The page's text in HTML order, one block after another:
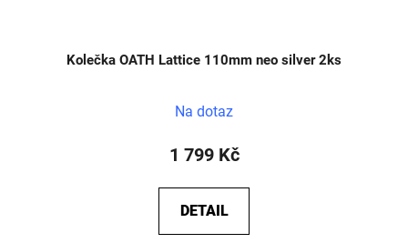
Kolečka OATH Lattice 110mm neo silver 2ks
Na dotaz
1 799 Kč
DETAIL